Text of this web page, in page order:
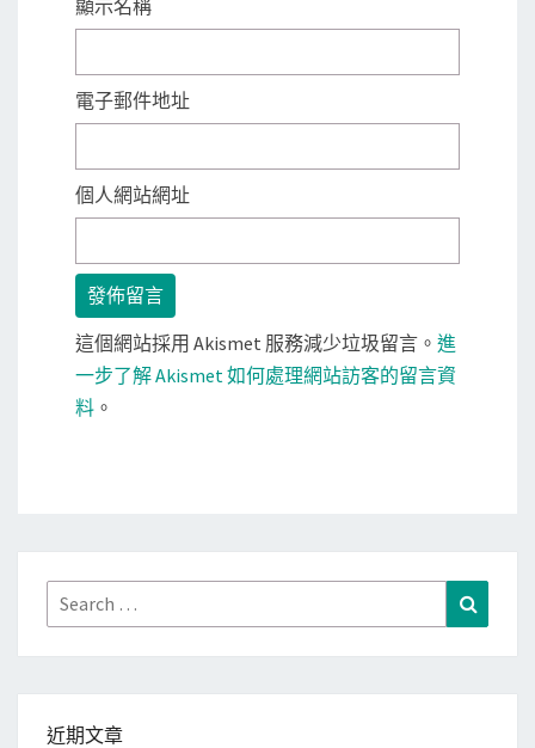
顯示名稱
電子郵件地址
個人網站網址
這個網站採用 Akismet 服務減少垃圾留言。 進
一步了解 Akismet 如何處理網站訪客的留言資
料 。
Search
for:
近期文章